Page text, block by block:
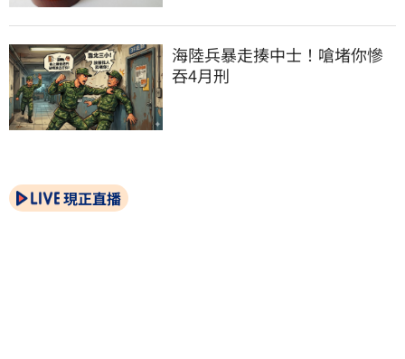
海陸兵暴走揍中士！嗆堵你慘
吞4月刑
現正直播